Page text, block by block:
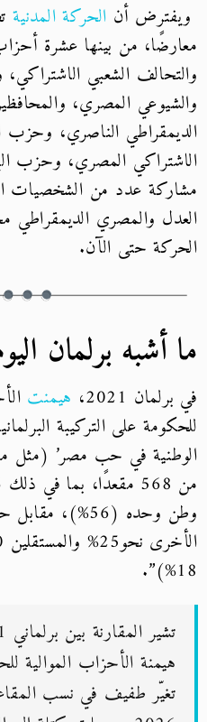
ويفترض أن الحركة المدنية
معارضًا، من بينها عشرة
والتحالف الشعبي
والشيوعي المصري،
الديمقراطي الناصري، وحزب
الاشتراكي المصري، وحزب
مشاركة عدد من الشخصيات
العدل والمصري
الحركة حتى الآن.
ما أشبه برلمان
في برلمان 2021، هيمنت
للحكومة على التركيبة
الوطنية في حب مصر’ (مثل
وطن وحده
18%)”.
هيمنة الأحزاب
تغيّر طفيف في نسب